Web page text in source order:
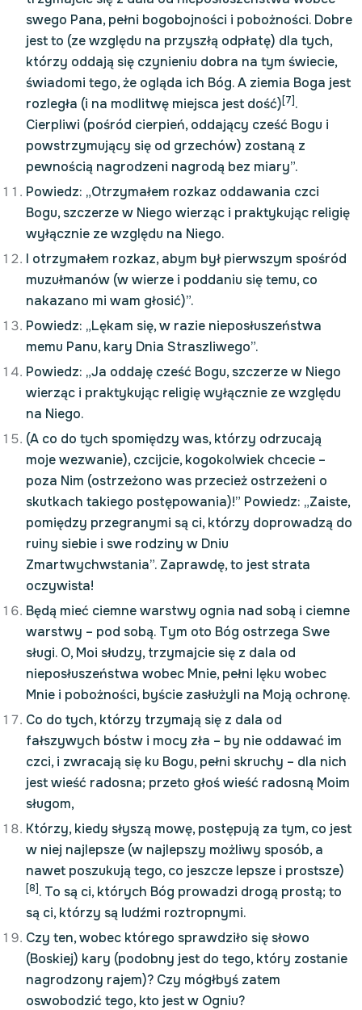
swego Pana, pełni bogobojności i pobożności. Dobre
jest to (ze względu na przyszłą odpłatę) dla tych,
którzy oddają się czynieniu dobra na tym świecie,
świadomi tego, że ogląda ich Bóg. A ziemia Boga jest
rozległa (i na modlitwę miejsca jest dość)[7].
Cierpliwi (pośród cierpień, oddający cześć Bogu i
powstrzymujący się od grzechów) zostaną z
pewnością nagrodzeni nagrodą bez miary”.
Powiedz: „Otrzymałem rozkaz oddawania czci
Bogu, szczerze w Niego wierząc i praktykując religię
wyłącznie ze względu na Niego.
I otrzymałem rozkaz, abym był pierwszym spośród
muzułmanów (w wierze i poddaniu się temu, co
nakazano mi wam głosić)”.
Powiedz: „Lękam się, w razie nieposłuszeństwa
memu Panu, kary Dnia Straszliwego”.
Powiedz: „Ja oddaję cześć Bogu, szczerze w Niego
wierząc i praktykując religię wyłącznie ze względu
na Niego.
(A co do tych spomiędzy was, którzy odrzucają
moje wezwanie), czcijcie, kogokolwiek chcecie –
poza Nim (ostrzeżono was przecież ostrzeżeni o
skutkach takiego postępowania)!” Powiedz: „Zaiste,
pomiędzy przegranymi są ci, którzy doprowadzą do
ruiny siebie i swe rodziny w Dniu
Zmartwychwstania”. Zaprawdę, to jest strata
oczywista!
Będą mieć ciemne warstwy ognia nad sobą i ciemne
warstwy – pod sobą. Tym oto Bóg ostrzega Swe
sługi. O, Moi słudzy, trzymajcie się z dala od
nieposłuszeństwa wobec Mnie, pełni lęku wobec
Mnie i pobożności, byście zasłużyli na Moją ochronę.
Co do tych, którzy trzymają się z dala od
fałszywych bóstw i mocy zła – by nie oddawać im
czci, i zwracają się ku Bogu, pełni skruchy – dla nich
jest wieść radosna; przeto głoś wieść radosną Moim
sługom,
Którzy, kiedy słyszą mowę, postępują za tym, co jest
w niej najlepsze (w najlepszy możliwy sposób, a
nawet poszukują tego, co jeszcze lepsze i prostsze)
[8]. To są ci, których Bóg prowadzi drogą prostą; to
są ci, którzy są ludźmi roztropnymi.
Czy ten, wobec którego sprawdziło się słowo
(Boskiej) kary (podobny jest do tego, który zostanie
nagrodzony rajem)? Czy mógłbyś zatem
oswobodzić tego, kto jest w Ogniu?